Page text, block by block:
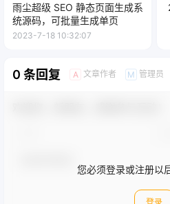
雨尘超级 SEO 静态页面生成系
统源码，可批量生成单页
2023-7-18 10:32:07
0 条回复 A 文章作者 M 管理员
您必须登录或注册以